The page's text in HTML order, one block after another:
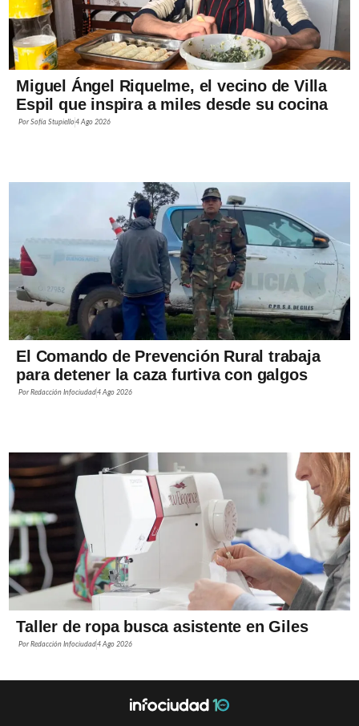
Miguel Ángel Riquelme, el vecino de Villa
Espil que inspira a miles desde su cocina
PorSofía Stupiello4 Ago 2026
El Comando de Prevención Rural trabaja
para detener la caza furtiva con galgos
PorRedacción Infociudad4 Ago 2026
Taller de ropa busca asistente en Giles
PorRedacción Infociudad4 Ago 2026